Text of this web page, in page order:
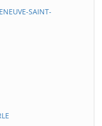
SAINT-